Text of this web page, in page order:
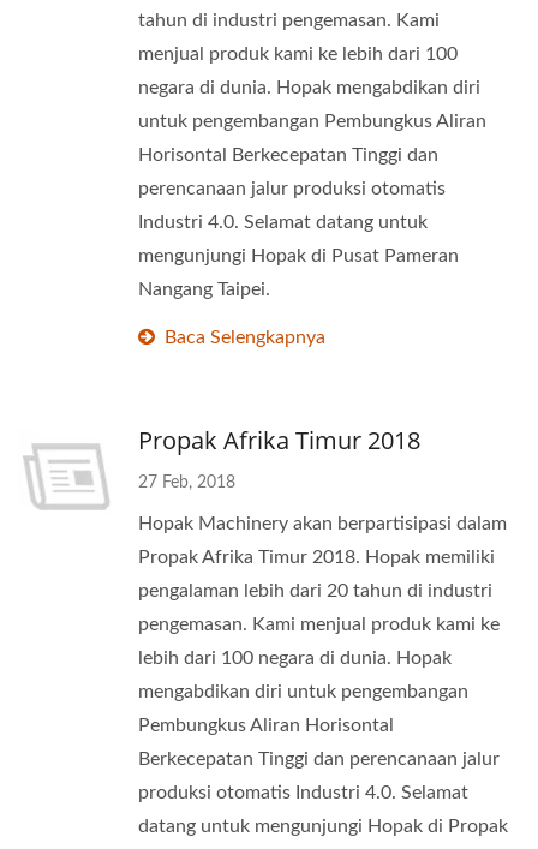
tahun di industri pengemasan. Kami
menjual produk kami ke lebih dari 100
negara di dunia. Hopak mengabdikan diri
untuk pengembangan Pembungkus Aliran
Horisontal Berkecepatan Tinggi dan
perencanaan jalur produksi otomatis
Industri 4.0. Selamat datang untuk
mengunjungi Hopak di Pusat Pameran
Nangang Taipei.
Baca Selengkapnya
Propak Afrika Timur 2018
27 Feb, 2018
Hopak Machinery akan berpartisipasi dalam
Propak Afrika Timur 2018. Hopak memiliki
pengalaman lebih dari 20 tahun di industri
pengemasan. Kami menjual produk kami ke
lebih dari 100 negara di dunia. Hopak
mengabdikan diri untuk pengembangan
Pembungkus Aliran Horisontal
Berkecepatan Tinggi dan perencanaan jalur
produksi otomatis Industri 4.0. Selamat
datang untuk mengunjungi Hopak di Propak